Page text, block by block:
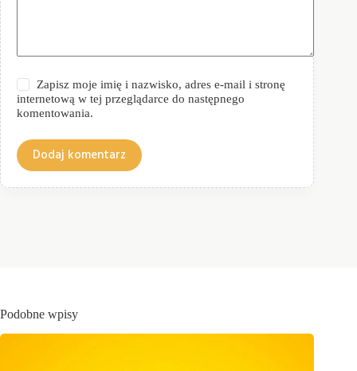
Zapisz moje imię i nazwisko, adres e-mail i stronę
internetową w tej przeglądarce do następnego
komentowania.
Dodaj komentarz
Podobne wpisy